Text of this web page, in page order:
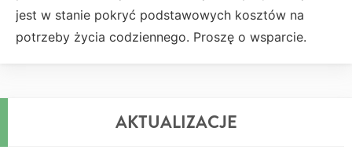
jest w stanie pokryć podstawowych kosztów na
potrzeby życia codziennego. Proszę o wsparcie.
AKTUALIZACJE